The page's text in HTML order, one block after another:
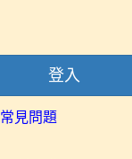
登入
常見問題